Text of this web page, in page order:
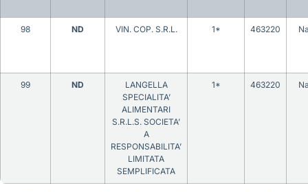
98 ND VIN. COP. S.R.L. 1* 463220
99 ND
LANGELLA
SPECIALITA’
ALIMENTARI
S.R.L.S. SOCIETA’
A
RESPONSABILITA’
LIMITATA
SEMPLIFICATA
1* 463220